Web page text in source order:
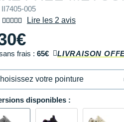
II7405-005
Lire les 2 avis
frais : 65€ LIVRAISON
votre pointure
40 Il en reste 2 !
disponibles :